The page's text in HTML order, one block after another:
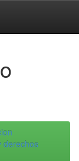
derechos